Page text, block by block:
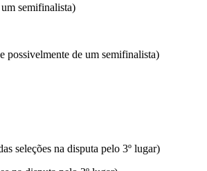
semifinalista)
possivelmente de um semifinalista)
seleções na disputa pelo 3º lugar)